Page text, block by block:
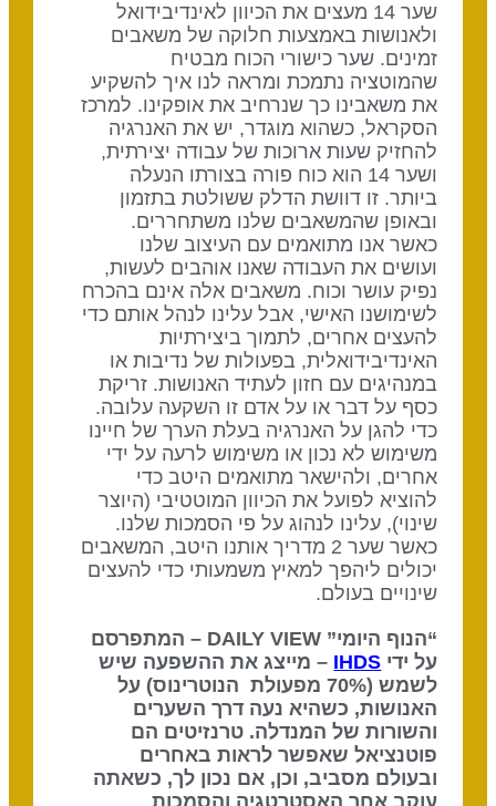
שער 14 מעצים את הכיוון לאינדיבידואל
ולאנושות באמצעות חלוקה של משאבים
זמינים. שער כישורי הכוח מבטיח
שהמוטציה נתמכת ומראה לנו איך להשקיע
את משאבינו כך שנרחיב את אופקינו. למרכז
הסקראל, כשהוא מוגדר, יש את האנרגיה
להחזיק שעות ארוכות של עבודה יצירתית,
ושער 14 הוא כוח פורה בצורתו הנעלה
ביותר. זו דוושת הדלק ששולטת בתזמון
ובאופן שהמשאבים שלנו משתחררים.
כאשר אנו מתואמים עם העיצוב שלנו
ועושים את העבודה שאנו אוהבים לעשות,
נפיק עושר וכוח. משאבים אלה אינם בהכרח
לשימושנו האישי, אבל עלינו לנהל אותם כדי
להעצים אחרים, לתמוך ביצירתיות
האינדיבידואלית, בפעולות של נדיבות או
במנהיגים עם חזון לעתיד האנושות. זריקת
כסף על דבר או על אדם זו השקעה עלובה.
כדי להגן על האנרגיה בעלת הערך של חיינו
משימוש לא נכון או משימוש לרעה על ידי
אחרים, ולהישאר מתואמים היטב כדי
להוציא לפועל את הכיוון המוטטיבי (היוצר
שינוי), עלינו לנהוג על פי הסמכות שלנו.
כאשר שער 2 מדריך אותנו היטב, המשאבים
יכולים ליהפך למאיץ משמעותי כדי להעצים
שינויים בעולם.
“הנוף היומי” DAILY VIEW – המתפרסם
על ידיIHDS – מייצג את ההשפעה שיש
לשמש (70% מפעולת הנוטרינוס) על
האנושות, כשהיא נעה דרך השערים
והשורות של המנדלה. טרנזיטים הם
פוטנציאל שאפשר לראות באחרים
ובעולם מסביב, וכן, אם נכון לך, כשאתה